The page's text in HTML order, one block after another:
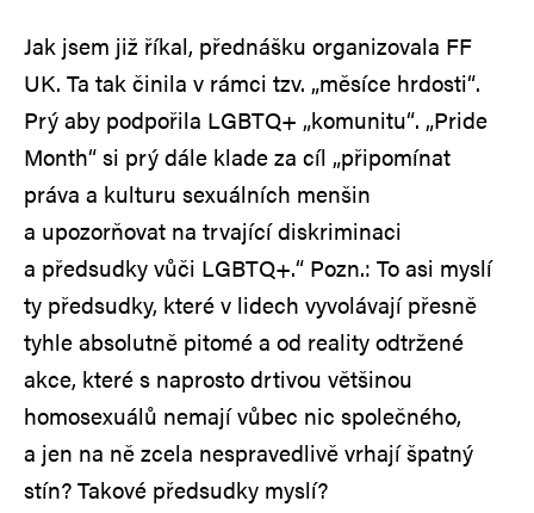
Jak jsem již říkal, přednášku organizovala FF
UK. Ta tak činila v rámci tzv. „měsíce hrdosti“.
Prý aby podpořila LGBTQ+ „komunitu“. „Pride
Month“ si prý dále klade za cíl „připomínat
práva a kulturu sexuálních menšin
a upozorňovat na trvající diskriminaci
a předsudky vůči LGBTQ+.“ Pozn.: To asi myslí
ty předsudky, které v lidech vyvolávají přesně
tyhle absolutně pitomé a od reality odtržené
akce, které s naprosto drtivou většinou
homosexuálů nemají vůbec nic společného,
a jen na ně zcela nespravedlivě vrhají špatný
stín? Takové předsudky myslí?